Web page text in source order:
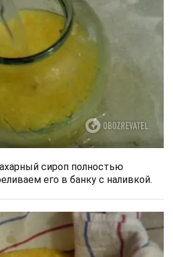
сироп полностью
его в банку с наливкой.